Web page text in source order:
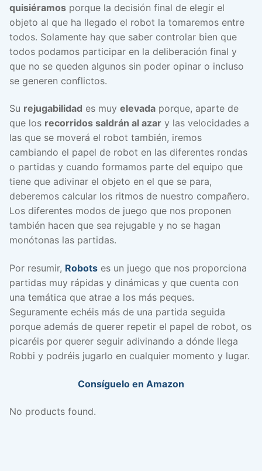
quisiéramos porque la decisión final de elegir el
objeto al que ha llegado el robot la tomaremos entre
todos. Solamente hay que saber controlar bien que
todos podamos participar en la deliberación final y
que no se queden algunos sin poder opinar o incluso
se generen conflictos.
Su rejugabilidad es muy elevada porque, aparte de
que los recorridos saldrán al azar y las velocidades a
las que se moverá el robot también, iremos
cambiando el papel de robot en las diferentes rondas
o partidas y cuando formamos parte del equipo que
tiene que adivinar el objeto en el que se para,
deberemos calcular los ritmos de nuestro compañero.
Los diferentes modos de juego que nos proponen
también hacen que sea rejugable y no se hagan
monótonas las partidas.
Por resumir, Robots es un juego que nos proporciona
partidas muy rápidas y dinámicas y que cuenta con
una temática que atrae a los más peques.
Seguramente echéis más de una partida seguida
porque además de querer repetir el papel de robot, os
picaréis por querer seguir adivinando a dónde llega
Robbi y podréis jugarlo en cualquier momento y lugar.
Consíguelo en Amazon
No products found.